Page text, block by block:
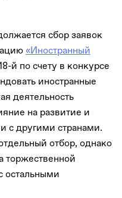
сбор заявок
«Иностранный
й по счету в конкурсе
иностранные
деятельность
на развитие и
с другими странами.
отбор, однако
торжественной
остальными